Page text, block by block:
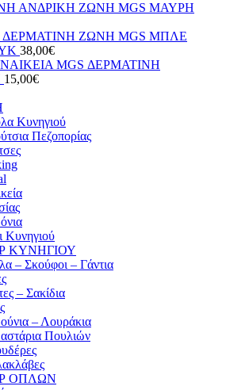
ΑΝΔΡΙΚΗ ΖΩΝΗ MGS ΜΑΥΡΗ
ΔΕΡΜΑΤΙΝΗ ΖΩΝΗ MGS ΜΠΛΕ
38,00€
MGS ΔΕΡΜΑΤΙΝΗ
15,00€
Κυνηγιού
Πεζοπορίας
Κυνηγιού
ΚΥΝΗΓΙΟΥ
– Σκούφοι – Γάντια
– Σακίδια
– Λουράκια
Πουλιών
ΟΠΛΩΝ